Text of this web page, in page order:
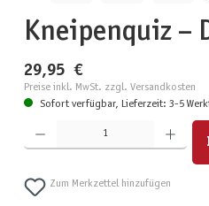
Kneipenquiz –
29,95 €
Preise inkl. MwSt. zzgl. Versandkosten
Sofort verfügbar, Lieferzeit: 3-5
Produkt Anzahl: Gib den gewünschten Wert ein
Zum Merkzettel hinzufügen